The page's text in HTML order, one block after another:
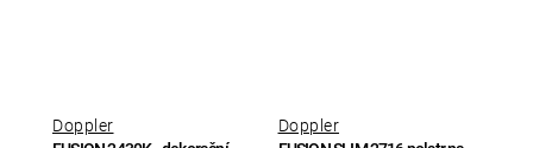
Doppler Doppler